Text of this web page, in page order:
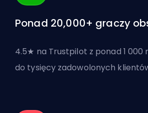
Ponad 20,000+ graczy
4.5★ na Trustpilot z ponad 1 000
do tysięcy zadowolonych